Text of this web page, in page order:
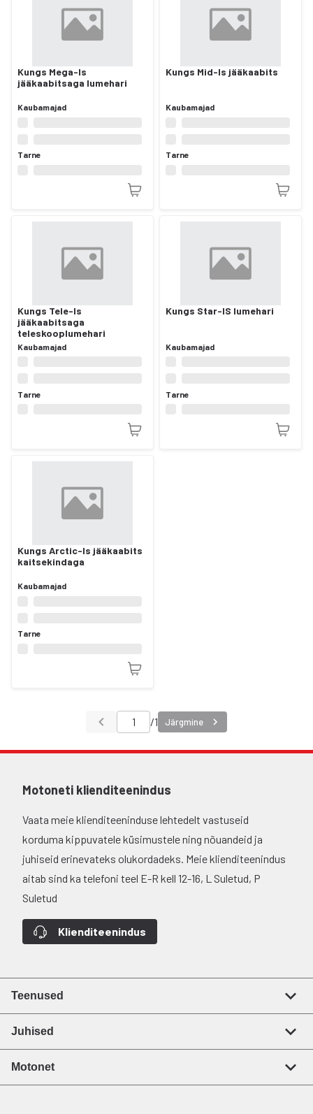
Kungs Mega-Is
jääkaabitsaga lumehari
Kaubamajad
Tarne
Kungs Mid-Is jääkaabits
Kaubamajad
Tarne
Kungs Tele-Is
jääkaabitsaga
teleskooplumehari
Kaubamajad
Tarne
Kungs Star-IS lumehari
Kaubamajad
Tarne
Kungs Arctic-Is jääkaabits
kaitsekindaga
Kaubamajad
Tarne
/1 Järgmine
Motoneti klienditeenindus
Vaata meie klienditeeninduse lehtedelt vastuseid
korduma kippuvatele küsimustele ning nõuandeid ja
juhiseid erinevateks olukordadeks. Meie klienditeenindus
aitab sind ka telefoni teel E-R kell 12-16, L Suletud, P
Suletud
Klienditeenindus
Teenused
Juhised
Motonet